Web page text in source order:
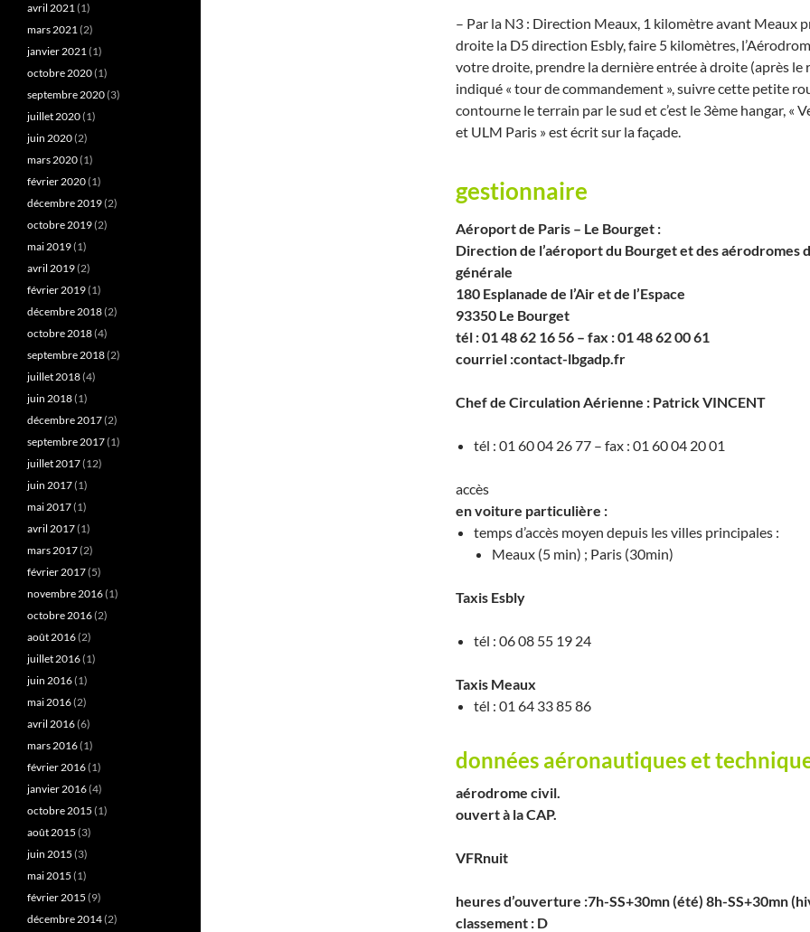
– Par la N3 : Direction Meaux, 1 kilomètre avant Meaux
droite la D5 direction Esbly, faire 5 kilomètres,
votre droite, prendre la dernière entrée à droite (après
indiqué « tour de commandement », suivre cette petite
contourne le terrain par le sud et c’est le 3ème hangar, «
et ULM Paris » est écrit sur la façade.
gestionnaire
Aéroport de Paris – Le Bourget :
Direction de l’aéroport du Bourget et des aérodromes
générale
180 Esplanade de l’Air et de l’Espace
93350 Le Bourget
tél : 01 48 62 16 56 – fax : 01 48 62 00 61
courriel :contact-lbgadp.fr
Chef de Circulation Aérienne : Patrick VINCENT
tél : 01 60 04 26 77 – fax : 01 60 04 20 01
accès
en voiture particulière :
temps d’accès moyen depuis les villes principales :
Meaux (5 min) ; Paris (30min)
Taxis Esbly
tél : 06 08 55 19 24
Taxis Meaux
tél : 01 64 33 85 86
données aéronautiques et
aérodrome civil.
ouvert à la CAP.
VFRnuit
heures d’ouverture :7h-SS+30mn (été) 8h-SS+30mn
classement : D
avril 2021(1)
mars 2021(2)
janvier 2021(1)
octobre 2020(1)
septembre 2020(3)
juillet 2020(1)
juin 2020(2)
mars 2020(1)
février 2020(1)
décembre 2019(2)
octobre 2019(2)
mai 2019(1)
avril 2019(2)
février 2019(1)
décembre 2018(2)
octobre 2018(4)
septembre 2018(2)
juillet 2018(4)
juin 2018(1)
décembre 2017(2)
septembre 2017(1)
juillet 2017(12)
juin 2017(1)
mai 2017(1)
avril 2017(1)
mars 2017(2)
février 2017(5)
novembre 2016(1)
octobre 2016(2)
août 2016(2)
juillet 2016(1)
juin 2016(1)
mai 2016(2)
avril 2016(6)
mars 2016(1)
février 2016(1)
janvier 2016(4)
octobre 2015 (1)
août 2015 (3)
juin 2015 (3)
mai 2015 (1)
février 2015 (9)
décembre 2014(2)